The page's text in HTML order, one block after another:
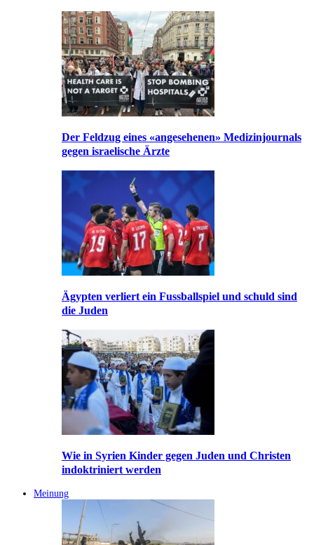
Der Feldzug eines «angesehenen» Medizinjournals
gegen israelische Ärzte
Ägypten verliert ein Fussballspiel und schuld sind
die Juden
Wie in Syrien Kinder gegen Juden und Christen
indoktriniert werden
Meinung